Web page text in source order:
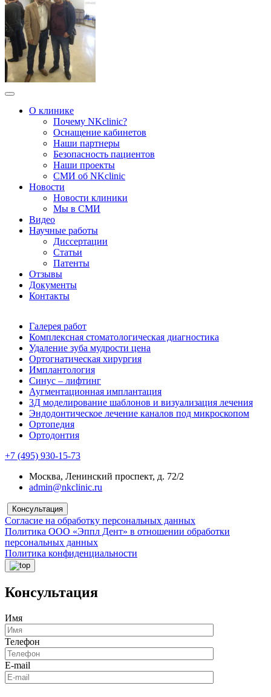
О клинике
Почему NKclinic?
Оснащение кабинетов
Наши партнеры
Безопасность пациентов
Наши проекты
СМИ об NKclinic
Новости
Новости клиники
Мы в СМИ
Видео
Научные работы
Диссертации
Статьи
Патенты
Отзывы
Документы
Контакты
Галерея работ
Комплексная стоматологическая диагностика
Удаление зуба мудрости цена
Ортогнатическая хирургия
Имплантология
Синус – лифтинг
Аугментационная имплантация
3Д моделирование шаблонов и визуализация лечения
Эндодонтическое лечение каналов под микроскопом
Ортопедия
Ортодонтия
+7 (495) 930-15-73
Москва, Ленинский проспект, д. 72/2
admin@nkclinic.ru
Консультация
Согласие на обработку персональных данных
Политика ООО «Эппл Дент» в отношении обработки
персональных данных
Политика конфиденциальности
Консультация
Имя
Телефон
E-mail